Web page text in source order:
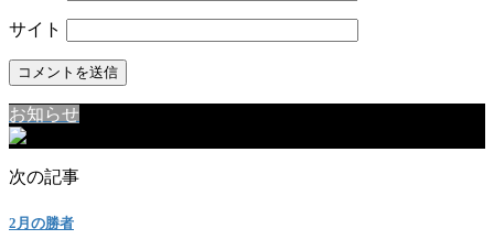
サイト
お知らせ
次の記事
2月の勝者